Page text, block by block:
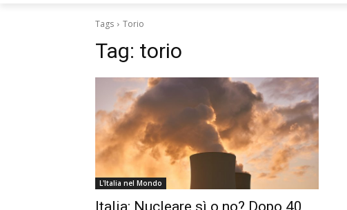
Tags Torio
Tag: torio
L'Italia nel Mondo
Italia: Nucleare sì o no? Dopo 40